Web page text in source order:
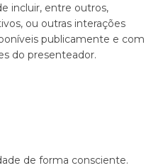
incluir, entre outros,
ou outras interações
publicamente e com
do presenteador.
de forma consciente.